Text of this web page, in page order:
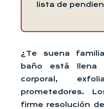
lista de
¿Te suena
baño está llena
corporal,
prometedores.
firme resolución